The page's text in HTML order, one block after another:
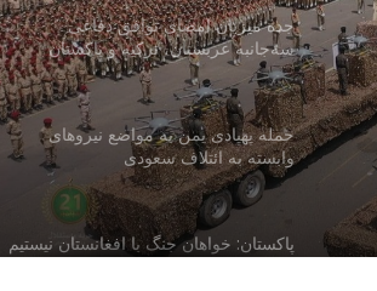
جده میزبان امضای توافق دفاعی
سه‌جانبه عربستان، ترکیه و پاکستان
حمله پهپادی یمن به مواضع نیروهای
وابسته به ائتلاف سعودی
پاکستان: خواهان جنگ با افغانستان نیستیم